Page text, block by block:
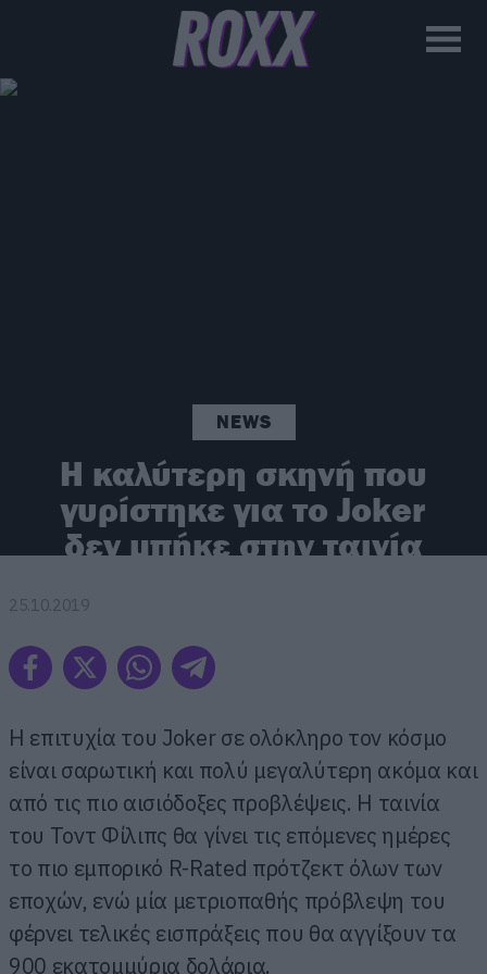
NEWS
H καλύτερη σκηνή που
γυρίστηκε για το Joker
δεν μπήκε στην ταινία
25.10.2019
Η επιτυχία τoυ Joker σε ολόκληρο τον κόσμο
είναι σαρωτική και πολύ μεγαλύτερη ακόμα και
από τις πιο αισιόδοξες προβλέψεις. Η ταινία
του Τοντ Φίλιπς θα γίνει τις επόμενες ημέρες
το πιο εμπορικό R-Rated πρότζεκτ όλων των
εποχών, ενώ μία μετριοπαθής πρόβλεψη του
φέρνει τελικές εισπράξεις που θα αγγίξουν τα
900 εκατομμύρια δολάρια.